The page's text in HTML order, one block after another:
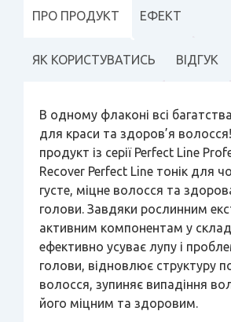
ПРО ПРОДУКТ ЕФЕКТ
ЯК КОРИСТУВАТИСЬ ВІДГУК
В одному флаконі всі
для краси та здоров’я
продукт із серії Perfect Line
Recover Perfect Line тонік для
густе, міцне волосся та
голови. Завдяки рослинним
активним компонентам у
ефективно усуває лупу і
голови, відновлює структуру
волосся, зупиняє випадіння
його міцним та здоровим.